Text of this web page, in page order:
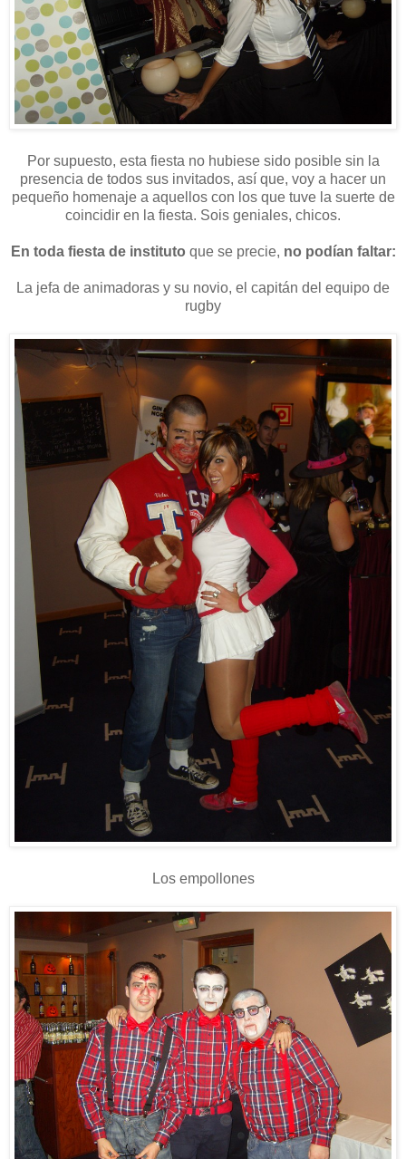
Por supuesto, esta fiesta no hubiese sido posible sin la
presencia de todos sus invitados, así que, voy a hacer un
pequeño homenaje a aquellos con los que tuve la suerte de
coincidir en la fiesta. Sois geniales, chicos.
En toda fiesta de instituto que se precie, no podían faltar:
La jefa de animadoras y su novio, el capitán del equipo de
rugby
Los empollones